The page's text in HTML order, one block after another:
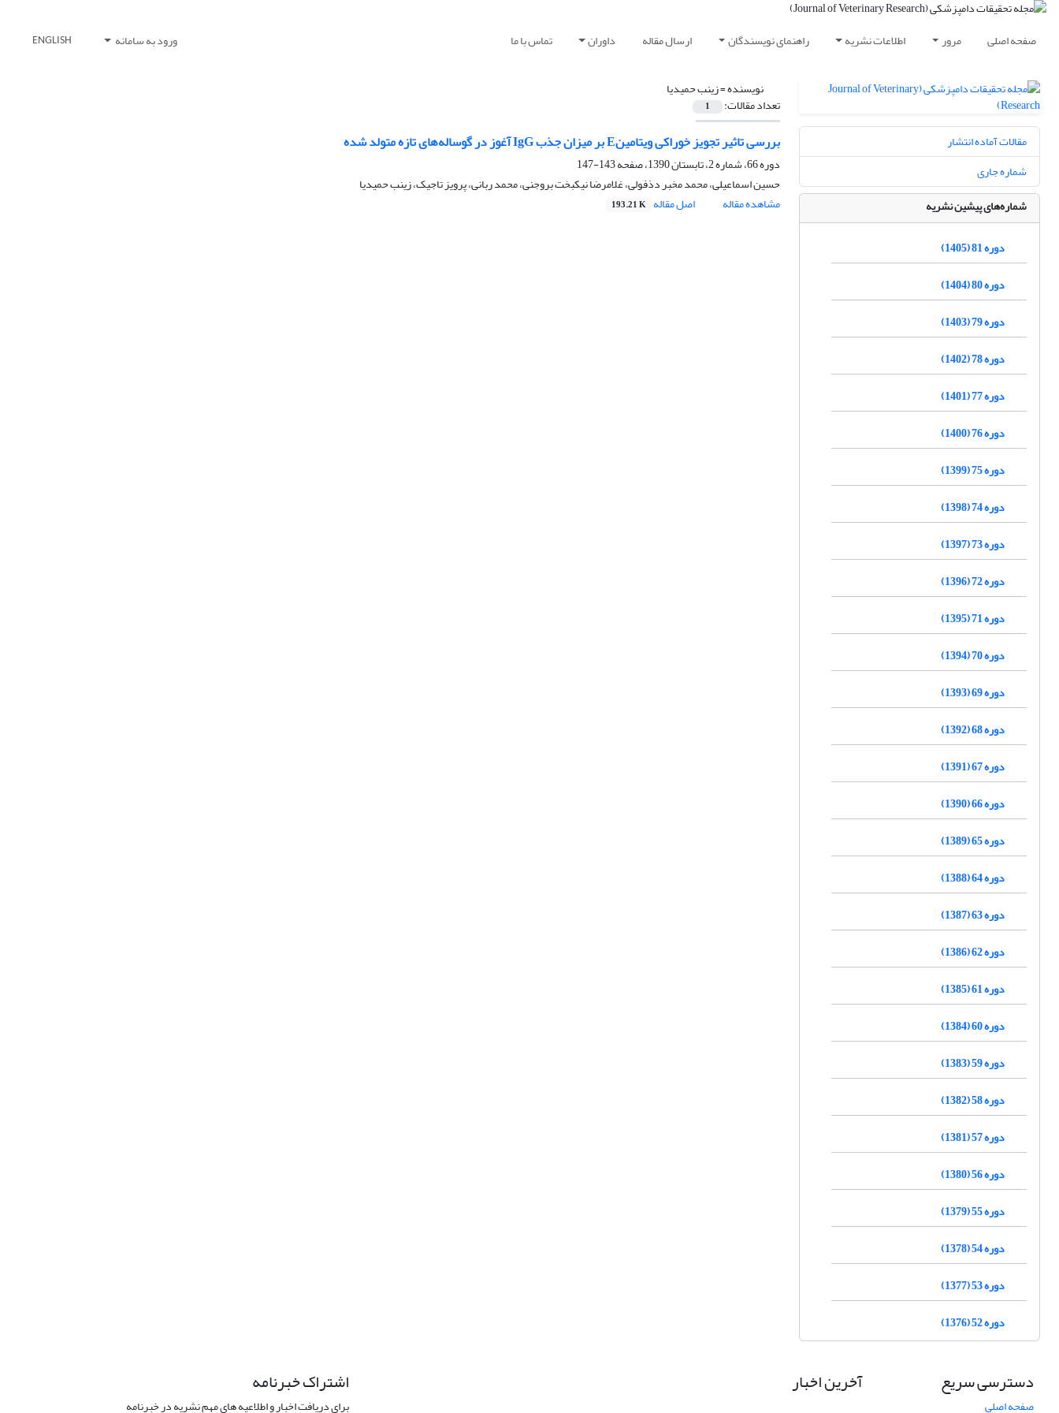
صفحه اصلی مرور اطلاعات نشریه راهنمای نویسندگان ارسال مقاله داوران تماس با ما ورود به سامانه ENGLISH
نویسنده =زینب حمیدیا
تعداد مقالات: 1
بررسی تاثیر تجویز خوراکی ویتامینE بر میزان جذب‌ IgG آغوز در گوساله‌های تازه متولد شده
دوره 66، شماره 2، تابستان 1390، صفحه
143-147
حسین اسماعیلی، محمد مخبر دذفولی، غلامرضا نیکبخت بروجنی، محمد ربانی، پرویز تاجیک، زینب حمیدیا
مشاهده مقاله
اصل مقاله 193.21 K
مقالات آماده انتشار
شماره جاری
شماره‌های پیشین نشریه
دوره 81 (1405)
دوره 80 (1404)
دوره 79 (1403)
دوره 78 (1402)
دوره 77 (1401)
دوره 76 (1400)
دوره 75 (1399)
دوره 74 (1398)
دوره 73 (1397)
دوره 72 (1396)
دوره 71 (1395)
دوره 70 (1394)
دوره 69 (1393)
دوره 68 (1392)
دوره 67 (1391)
دوره 66 (1390)
دوره 65 (1389)
دوره 64 (1388)
دوره 63 (1387)
دوره 62 (1386)
دوره 61 (1385)
دوره 60 (1384)
دوره 59 (1383)
دوره 58 (1382)
دوره 57 (1381)
دوره 56 (1380)
دوره 55 (1379)
دوره 54 (1378)
دوره 53 (1377)
دوره 52 (1376)
دسترسی سریع
صفحه اصلی
آخرین اخبار اشتراک خبرنامه
برای دریافت اخبار و اطلاعیه های مهم نشریه در خبرنامه